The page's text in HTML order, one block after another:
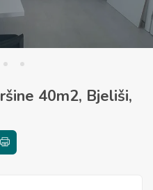
40m2, Bjeliši,